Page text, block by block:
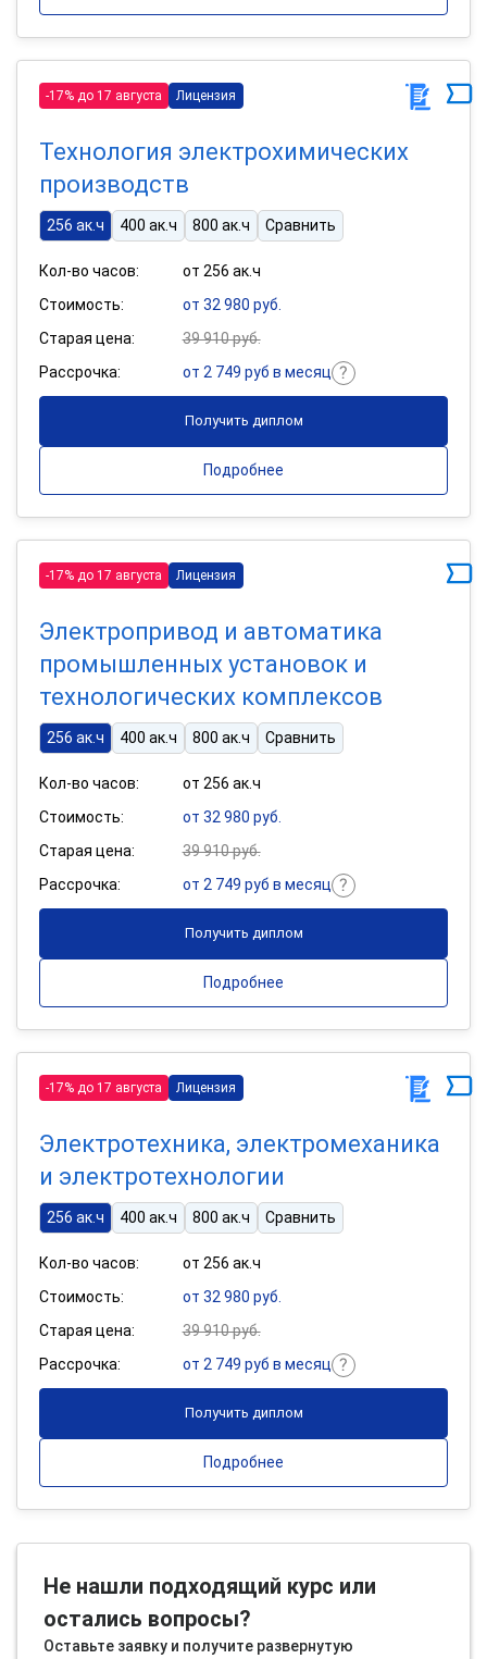
-17% до 17 августа Лицензия
Технология электрохимических
производств
256 ак.ч 400 ак.ч 800 ак.ч Сравнить
Кол-во часов:
от 256 ак.ч
Стоимость:
от 32 980 руб.
Старая цена:
39 910 руб.
Рассрочка:
от 2 749 руб в месяц
Получить диплом
Подробнее
-17% до 17 августа Лицензия
Электропривод и автоматика
промышленных установок и
технологических комплексов
256 ак.ч 400 ак.ч 800 ак.ч Сравнить
Кол-во часов:
от 256 ак.ч
Стоимость:
от 32 980 руб.
Старая цена:
39 910 руб.
Рассрочка:
от 2 749 руб в месяц
Получить диплом
Подробнее
-17% до 17 августа Лицензия
Электротехника, электромеханика
и электротехнологии
256 ак.ч 400 ак.ч 800 ак.ч Сравнить
Кол-во часов:
от 256 ак.ч
Стоимость:
от 32 980 руб.
Старая цена:
39 910 руб.
Рассрочка:
от 2 749 руб в месяц
Получить диплом
Подробнее
Не нашли подходящий курс или
остались вопросы?
Оставьте заявку и получите развернутую